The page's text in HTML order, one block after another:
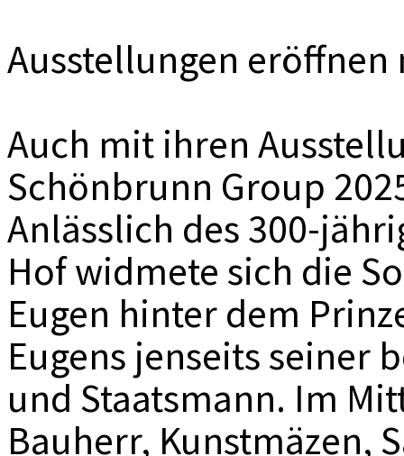
Ausstellungen eröffnen
Auch mit ihren
Schönbrunn Group
Anlässlich des 300-
Hof widmete sich die
Eugen hinter dem
Eugens jenseits seiner
und Staatsmann. Im
Bauherr, Kunstmäzen,